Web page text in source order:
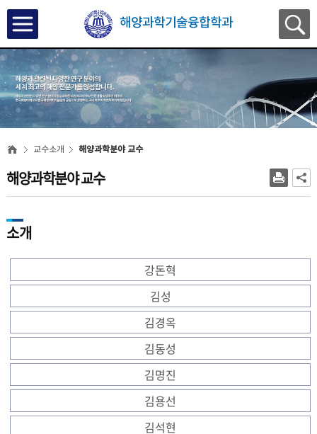
해양과학기술융합학과
교수소개 해양과학분야 교수
해양과학분야 교수
소개
강돈혁
김성
김경옥
김동성
김명진
김용선
김석현